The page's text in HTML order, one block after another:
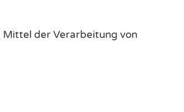
Mittel der Verarbeitung von